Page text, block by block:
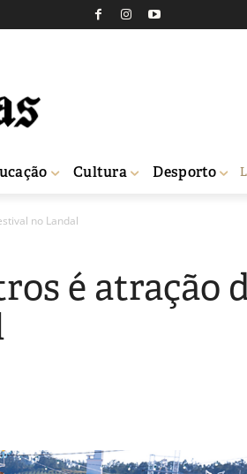
Cultura Desporto
no Landal
é atração